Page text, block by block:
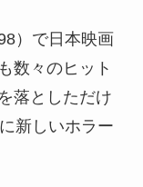
）で日本映画
数々のヒット
落としただけ
新しいホラー